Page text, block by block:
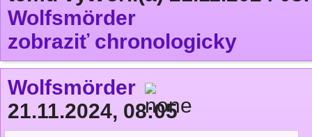
Wolfsmörder
zobraziť chronologicky
Wolfsmörder
21.11.2024, 08:05